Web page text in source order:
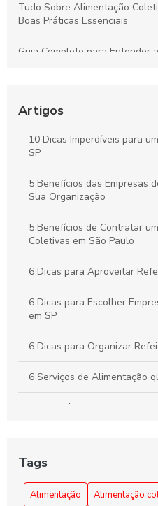
Tudo Sobre Alimentação
Boas Práticas Essenciais
Guia Completo para Entender
Melhorar o Ambiente de
Estratégias para um Coffee
Potencializa a Produtividade e
Buffet para Empresas em
Organizar Eventos
Artigos
10 Dicas Imperdíveis para
SP
5 Benefícios das Empresas
Sua Organização
5 Benefícios de Contratar
Coletivas em São Paulo
6 Dicas para Aproveitar
6 Dicas para Escolher
em SP
6 Dicas para Organizar
6 Serviços de Alimentação
A importância da
Alimentação Coletiva em
Tags
Alimentação
Alimentação